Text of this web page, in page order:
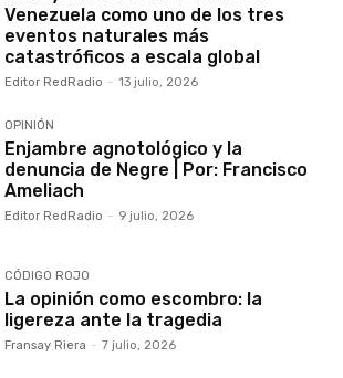
Venezuela como uno de los tres
eventos naturales más
catastróficos a escala global
Editor RedRadio - 13 julio, 2026
OPINIÓN
Enjambre agnotológico y la
denuncia de Negre | Por: Francisco
Ameliach
Editor RedRadio - 9 julio, 2026
CÓDIGO ROJO
La opinión como escombro: la
ligereza ante la tragedia
Fransay Riera - 7 julio, 2026